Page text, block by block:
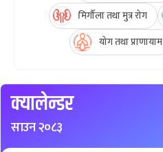
मिर्गौला तथा मुत्र रोग
योग तथा प्राणायाम
क्यालेन्डर
साउन २०८३